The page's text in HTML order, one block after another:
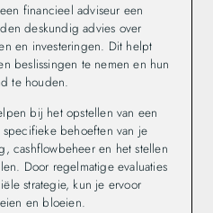
financieel adviseur een
deskundig advies over
en investeringen. Dit helpt
beslissingen te nemen en hun
te houden.
bij het opstellen van een
behoeften van je
cashflowbeheer en het stellen
Door regelmatige evaluaties
strategie, kun je ervoor
en bloeien.